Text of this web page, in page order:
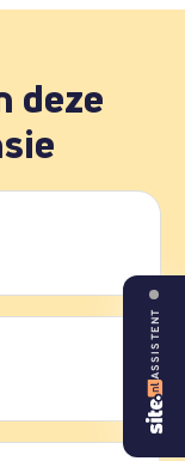
deze
ASSISTENT